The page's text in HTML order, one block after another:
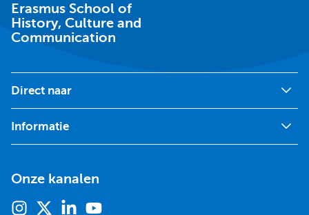
Erasmus School of
History, Culture and
Communication
Direct naar
Informatie
Onze kanalen
Instagram Linkedin